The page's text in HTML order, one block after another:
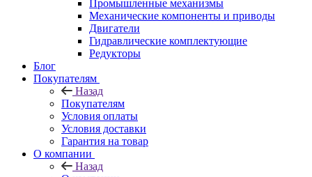
Промышленные механизмы
Механические компоненты и приводы
Двигатели
Гидравлические комплектующие
Редукторы
Блог
Покупателям
Назад
Покупателям
Условия оплаты
Условия доставки
Гарантия на товар
О компании
Назад